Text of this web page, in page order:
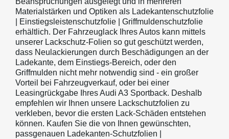
Materialstärken und Optiken als Ladekantenschutzfolie
| Einstiegsleistenschutzfolie | Griffmuldenschutzfolie
erhältlich. Der Fahrzeuglack Ihres Autos kann mittels
unserer Lackschutz-Folien so gut geschützt werden,
dass Neulackierungen durch Beschädigungen an der
Ladekante, dem Einstiegs-Bereich, oder den
Griffmulden nicht mehr notwendig sind - ein großer
Vorteil bei Fahrzeugverkauf, oder bei einer
Leasingrückgabe Ihres Audi A3 Sportback. Deshalb
empfehlen wir Ihnen unsere Lackschutzfolien zu
verkleben, bevor die ersten Lack-Schäden entstehen
können. Kaufen Sie die von Ihnen gewünschten,
passgenauen Ladekanten-Schutzfolien |